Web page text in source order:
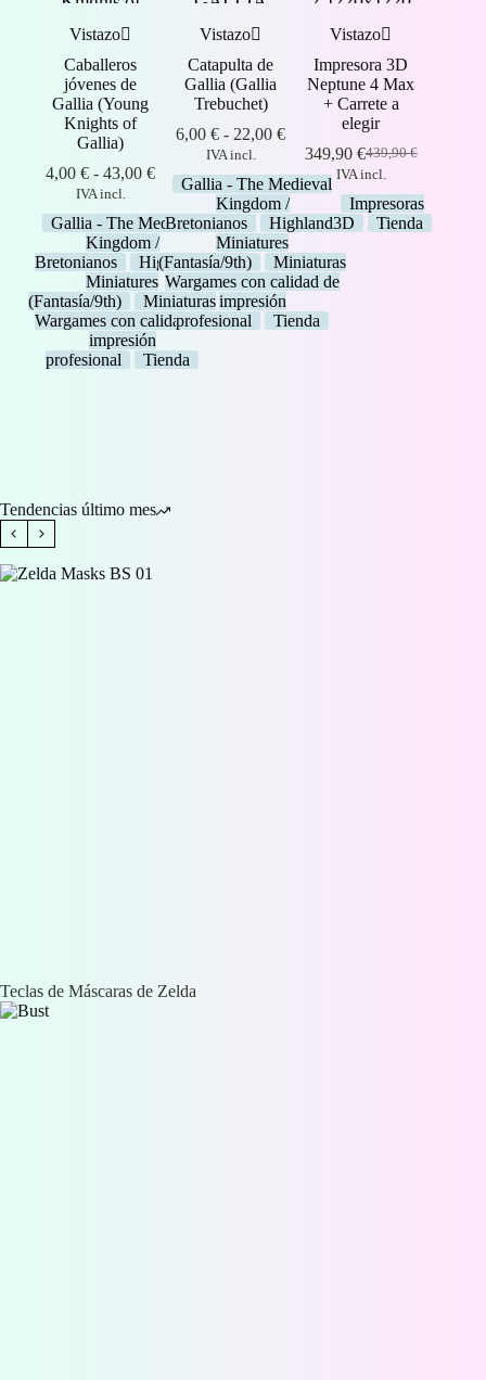
Vistazo
Caballeros
jóvenes de
Gallia (Young
Knights of
Gallia)
4,00€ - 43,00€Rango
precios:
desde
4,00 €
hasta
43,00 €
IVA incl.
Gallia - The Medieval
Kingdom /
Bretonianos
Highlands
Miniatures
(Fantasía/9th)
Miniaturas
Wargames con calidad de
impresión
profesional
Tienda
Vistazo
Catapulta de
Gallia (Gallia
Trebuchet)
6,00€ - 22,00€Rango
precios:
desde
6,00 €
hasta
22,00 €
IVA incl.
Gallia - The Medieval
Kingdom /
Bretonianos
Highlands
Miniatures
(Fantasía/9th)
Miniaturas
Wargames con calidad de
impresión
profesional
Tienda
Vistazo
Impresora 3D
Neptune 4 Max
+ Carrete a
elegir
439,90€
El
precio
original
era:
349,90 €El
precio
actual
es:
IVA incl.
Impresoras
3D
Tienda
Tendencias último mes
Teclas de Máscaras de Zelda